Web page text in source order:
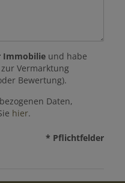
Immobilie und habe
Vermarktung
Bewertung).
Daten,
hier.
* Pflichtfelder